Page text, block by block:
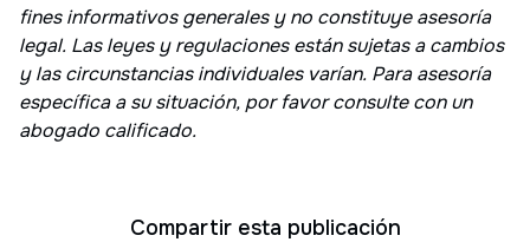
fines informativos generales y no constituye asesoría
legal. Las leyes y regulaciones están sujetas a cambios
y las circunstancias individuales varían. Para asesoría
específica a su situación, por favor consulte con un
abogado calificado.
Compartir esta publicación